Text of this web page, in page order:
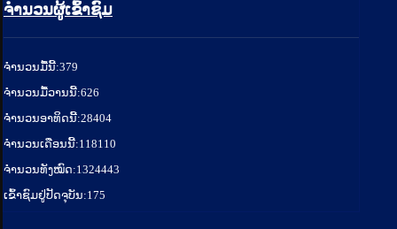
ຈຳນວນຜູ້ເຂົ້າຊົມ
ຈໍານວນມື້ນີ້:379
ຈໍານວນມື້ວານນີ້:626
ຈໍານວນອາທິດນີ້:28404
ຈໍານວນເດືອນນີ້:118110
ຈຳນວນທັງໝົດ:1324443
ເຂົ້າຊົມຢູ່ປັດຈຸບັນ:175